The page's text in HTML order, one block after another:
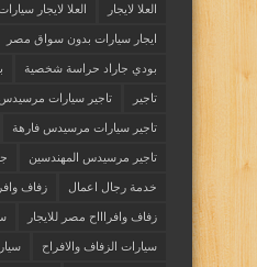
العلا لايجار العلا لايجار
ايجار سيارات بدون سواق مصر
بودي جاراد حراسة شخصية
تاجير تاجير سيارات مرسيدس
تاجير سيارات مرسيدس فارهة
تاجير مرسيدس المهندسين
خدمة رجال اعمال زفاف
زفاف وافراااح مصر للايجار
سيارات الزفاف والافراح